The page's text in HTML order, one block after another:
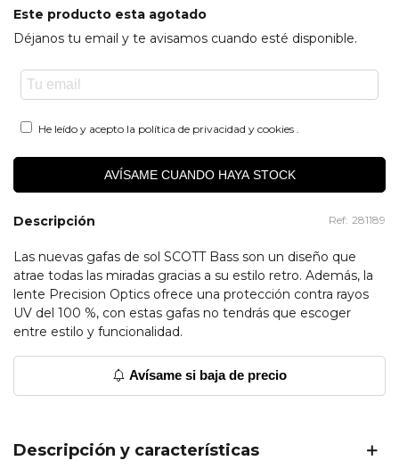
3
Este producto esta agotado
Déjanos tu email y te avisamos cuando esté disponible.
He leído y acepto la política de privacidad y cookies .
AVÍSAME CUANDO HAYA STOCK
Descripción Ref: 281189
Las nuevas gafas de sol SCOTT Bass son un diseño que
atrae todas las miradas gracias a su estilo retro. Además, la
lente Precision Optics ofrece una protección contra rayos
UV del 100 %, con estas gafas no tendrás que escoger
entre estilo y funcionalidad.
Avísame si baja de precio
Descripción y características